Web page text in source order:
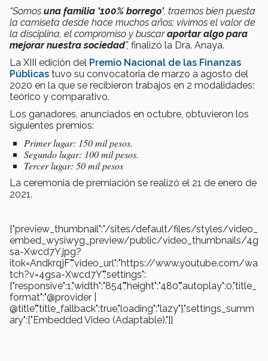
“Somos una familia '100% borrego' , traemos bien puesta
la camiseta desde hace muchos años; vivimos el valor de
la disciplina, el compromiso y buscaraportar algo para
mejorar nuestra sociedad”, finalizó la Dra. Anaya.
La XIII edición del Premio Nacional de las Finanzas
Públicas tuvo su convocatoria de marzo a agosto del
2020 en la que se recibieron trabajos en 2 modalidades:
teórico y comparativo.
Los ganadores, anunciados en octubre, obtuvieron los
siguientes premios:
Primer lugar: 150 mil pesos.
Segundo lugar: 100 mil pesos.
Tercer lugar: 50 mil pesos
La ceremonia de premiación se realizó el 21 de enero de
2021.
{"preview_thumbnail":"/sites/default/files/styles/video_
embed_wysiwyg_preview/public/video_thumbnails/4g
sa-Xwcd7Y.jpg?
itok=AndkrqjF","video_url":"https://www.youtube.com/wa
tch?v=4gsa-Xwcd7Y","settings":
{"responsive":1,"width":"854","height":"480","autoplay":0,"title_
format":"@provider |
@title","title_fallback":true,"loading":"lazy"},"settings_summ
ary":["Embedded Video (Adaptable)."]}